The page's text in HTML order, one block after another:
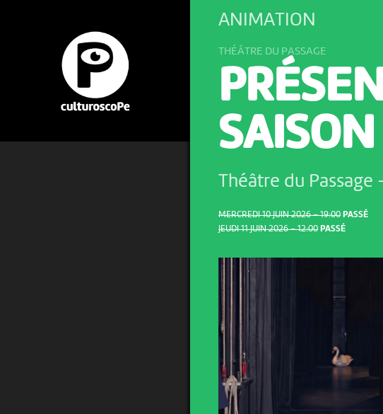
MERCREDI 10 JUIN 2026 – 19:00 PASSÉ
JEUDI 11 JUIN 2026 – 12:00 PASSÉ
ANIMATION
THÉÂTRE DU PASSAGE
Théâtre du Passage